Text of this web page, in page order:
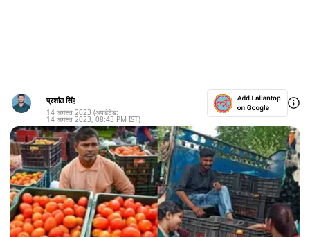
प्रशांत सिंह
14 अगस्त 2023 (अपडेटेड:
14 अगस्त 2023, 08:43 PM IST)